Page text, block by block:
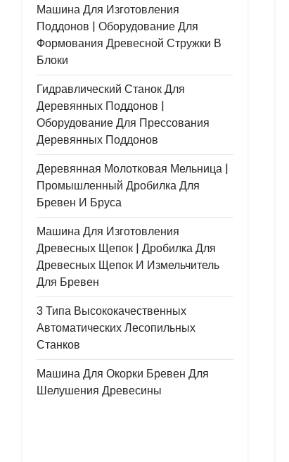
Машина Для Изготовления
Поддонов | Оборудование Для
Формования Древесной Стружки В
Блоки
Гидравлический Станок Для
Деревянных Поддонов |
Оборудование Для Прессования
Деревянных Поддонов
Деревянная Молотковая Мельница |
Промышленный Дробилка Для
Бревен И Бруса
Машина Для Изготовления
Древесных Щепок | Дробилка Для
Древесных Щепок И Измельчитель
Для Бревен
3 Типа Высококачественных
Автоматических Лесопильных
Станков
Машина Для Окорки Бревен Для
Шелушения Древесины